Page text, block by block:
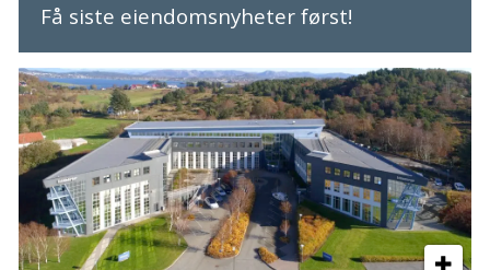
Få siste eiendomsnyheter først!